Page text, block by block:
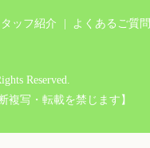
ッフ紹介 よくあるご質問
Reserved.
複写・転載を禁じます】